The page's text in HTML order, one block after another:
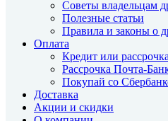
Советы владельцам
Полезные статьи
Правила и законы о
Оплата
Кредит или
Рассрочка Почта-
Покупай со
Доставка
Акции и скидки